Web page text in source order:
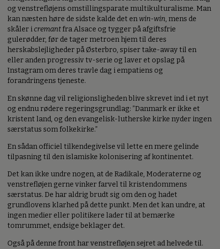
og venstrefløjens omstillingsparate multikulturalisme. Man
kan næsten høre de sidste kalde det enwin-win, mens de
skåler icremantfra Alsace og tygger på afgiftsfrie
gulerødder, før de tager metroen hjem til deres
herskabslejligheder på Østerbro, spiser take-away til en
eller anden progressiv tv-serie og laver et opslag på
Instagram om deres travle dag i empatiens og
forandringens tjeneste.
En skønne dag vil religionsligheden blive skrevet ind i et nyt
og endnu rødere regeringsgrundlag: ”Danmark er ikke et
kristent land, og den evangelisk-lutherske kirke nyder ingen
særstatus som folkekirke.”
En sådan officiel tilkendegivelse vil lette en mere gelinde
tilpasning til den islamiske kolonisering af kontinentet.
Det kan ikke undre nogen, at de Radikale, Moderaterne og
venstrefløjen gerne vinker farvel til kristendommens
særstatus. De har aldrig brudt sig om den og hadet
grundlovens klarhed på dette punkt. Men det kan undre, at
ingen medier eller politikere lader til at bemærke
tomrummet, endsige beklager det.
Også på denne front har venstrefløjen sejret ad helvede til.